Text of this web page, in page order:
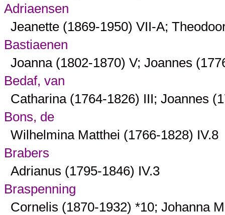
Adriaensen
Jeanette (1869-1950) VII-A;
Bastiaenen
Joanna (1802-1870) V; Joannes
Bedaf, van
Catharina (1764-1826) III; Joannes
Bons, de
Wilhelmina Matthei (1766-1828) IV.8
Brabers
Adrianus (1795-1846) IV.3
Braspenning
Cornelis (1870-1932) *10; Johanna